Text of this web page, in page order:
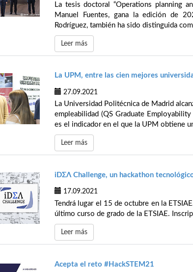
La tesis doctoral “Operations planning
Manuel Fuentes, gana la edición de
Rodríguez, también ha sido distinguida
Leer más
La UPM, entre las cien mejores
27.09.2021
La Universidad Politécnica de Madrid
empleabilidad (QS Graduate
es el indicador en el que la UPM obtiene
Leer más
iDΣΛ Challenge, un hackathon
17.09.2021
Tendrá lugar el 15 de octubre en la
último curso de grado de la ETSIAE.
Leer más
Acepta el reto #HackSTEM21